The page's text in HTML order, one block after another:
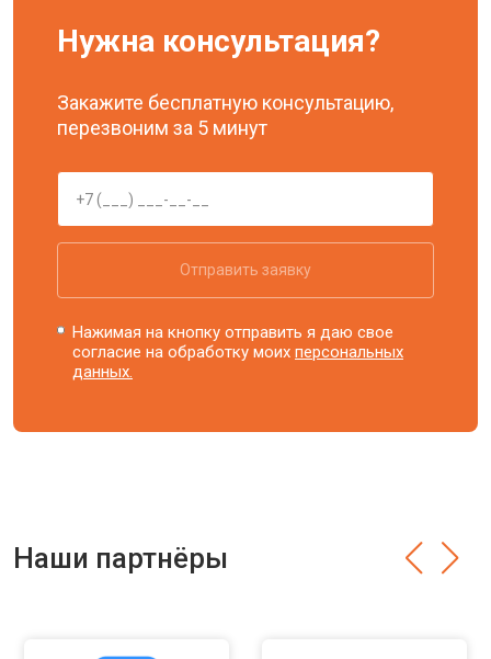
Нужна консультация?
Закажите бесплатную консультацию,
перезвоним за 5 минут
Отправить заявку
Нажимая на кнопку отправить я даю свое
согласие на обработку моихперсональных
данных.
Наши партнёры